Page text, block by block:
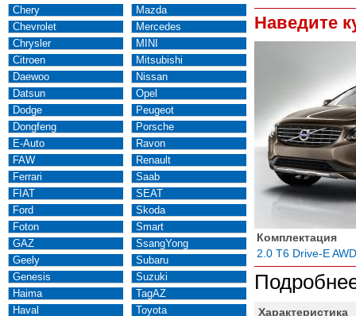
Chery
Chevrolet
Chrysler
Citroen
Daewoo
Datsun
Dodge
Dongfeng
E-Auto
FAW
Ferrari
FIAT
Ford
Foton
GAZ
Geely
Genesis
Haima
Haval
Mazda
Mercedes
MINI
Mitsubishi
Nissan
Opel
Peugeot
Porsche
Ravon
Renault
Saab
SEAT
Skoda
Smart
SsangYong
Subaru
Suzuki
TagAZ
Toyota
Наведите
Комплектация
2.0 T6 Drive-E
Характеристика